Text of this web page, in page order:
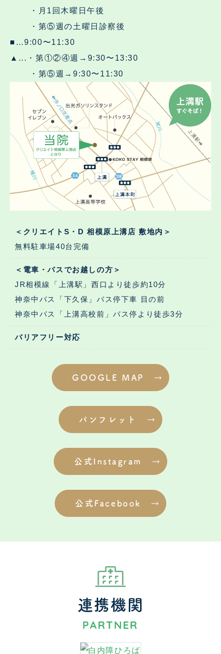
・月1回木曜日午後
・第⑤週の土曜日診察後
■…9:00〜11:30
▲...・第①②④週→9:30〜13:30
・第⑤週→9:30〜11:30
＜クリエイトS・D 相模原上溝店 敷地内＞
無料駐車場40台完備
＜電車・バスでお越しの方＞
JR相模線「上溝駅」西口より徒歩約10分
神奈中バス「下久保」バス停下車 目の前
神奈中バス「上溝高校前」バス停より徒歩3分
バリアフリー対応
GOOGLE MAP
パンフレット
公式Instagram
公式Facebook
連携機関
PARTNER